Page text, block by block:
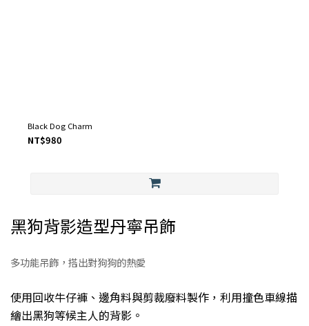
Black Dog Charm
NT$980
黑狗背影造型丹寧吊飾
多功能吊飾，搭出對狗狗的熱愛
使用回收牛仔褲、邊角料與剪裁廢料製作，利用撞色車線描
繪出黑狗等候主人的背影。